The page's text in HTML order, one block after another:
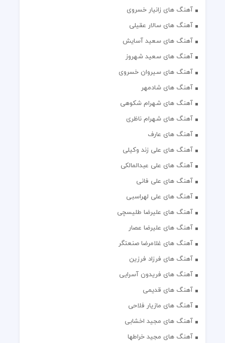
آهنگ های زانیار خسروی
آهنگ های سالار عقیلی
آهنگ های سعید آسایش
آهنگ های سعید شهروز
آهنگ های سیروان خسروی
آهنگ های شادمهر
آهنگ های شهرام شکوهی
آهنگ های شهرام ناظری
آهنگ های عارف
آهنگ های علی زند وکیلی
آهنگ های علی عبدالمالکی
آهنگ های علی فانی
آهنگ های علی لهراسبی
آهنگ های علیرضا طلیسچی
آهنگ های علیرضا عصار
آهنگ های غلامرضا صنعتگر
آهنگ های فرزاد فرزین
آهنگ های فریدون آسرایی
آهنگ های قدیمی
آهنگ های مازیار فلاحی
آهنگ های مجید اخشابی
آهنگ های مجید خراطها